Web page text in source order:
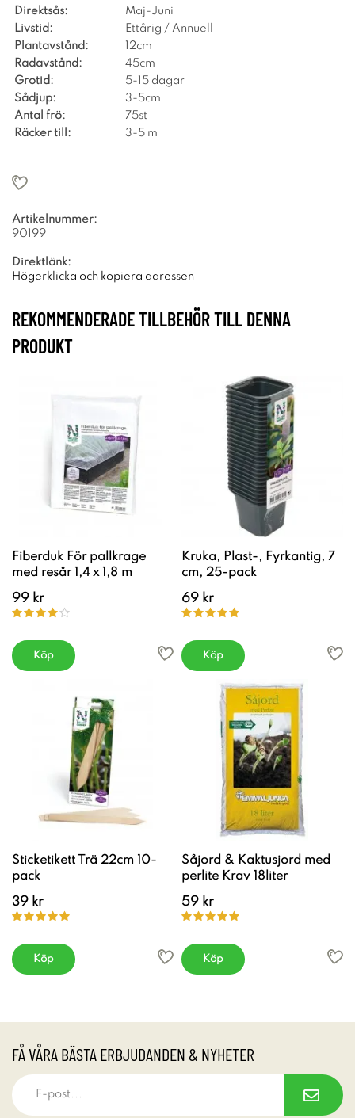
Direktsås:
Maj-Juni
Livstid:
Ettårig / Annuell
Plantavstånd:
12cm
Radavstånd:
45cm
Grotid:
5-15 dagar
Sådjup:
3-5cm
Antal frö:
75st
Räcker till:
3-5 m
Artikelnummer:
90199
Direktlänk:
Högerklicka och kopiera adressen
REKOMMENDERADE TILLBEHÖR TILL DENNA
PRODUKT
Fiberduk För pallkrage
med resår 1,4 x 1,8 m
99 kr
Köp
Kruka, Plast-, Fyrkantig, 7
cm, 25-pack
69 kr
Köp
Sticketikett Trä 22cm 10-
pack
39 kr
Köp
Såjord & Kaktusjord med
perlite Krav 18liter
59 kr
Köp
FÅ VÅRA BÄSTA ERBJUDANDEN & NYHETER